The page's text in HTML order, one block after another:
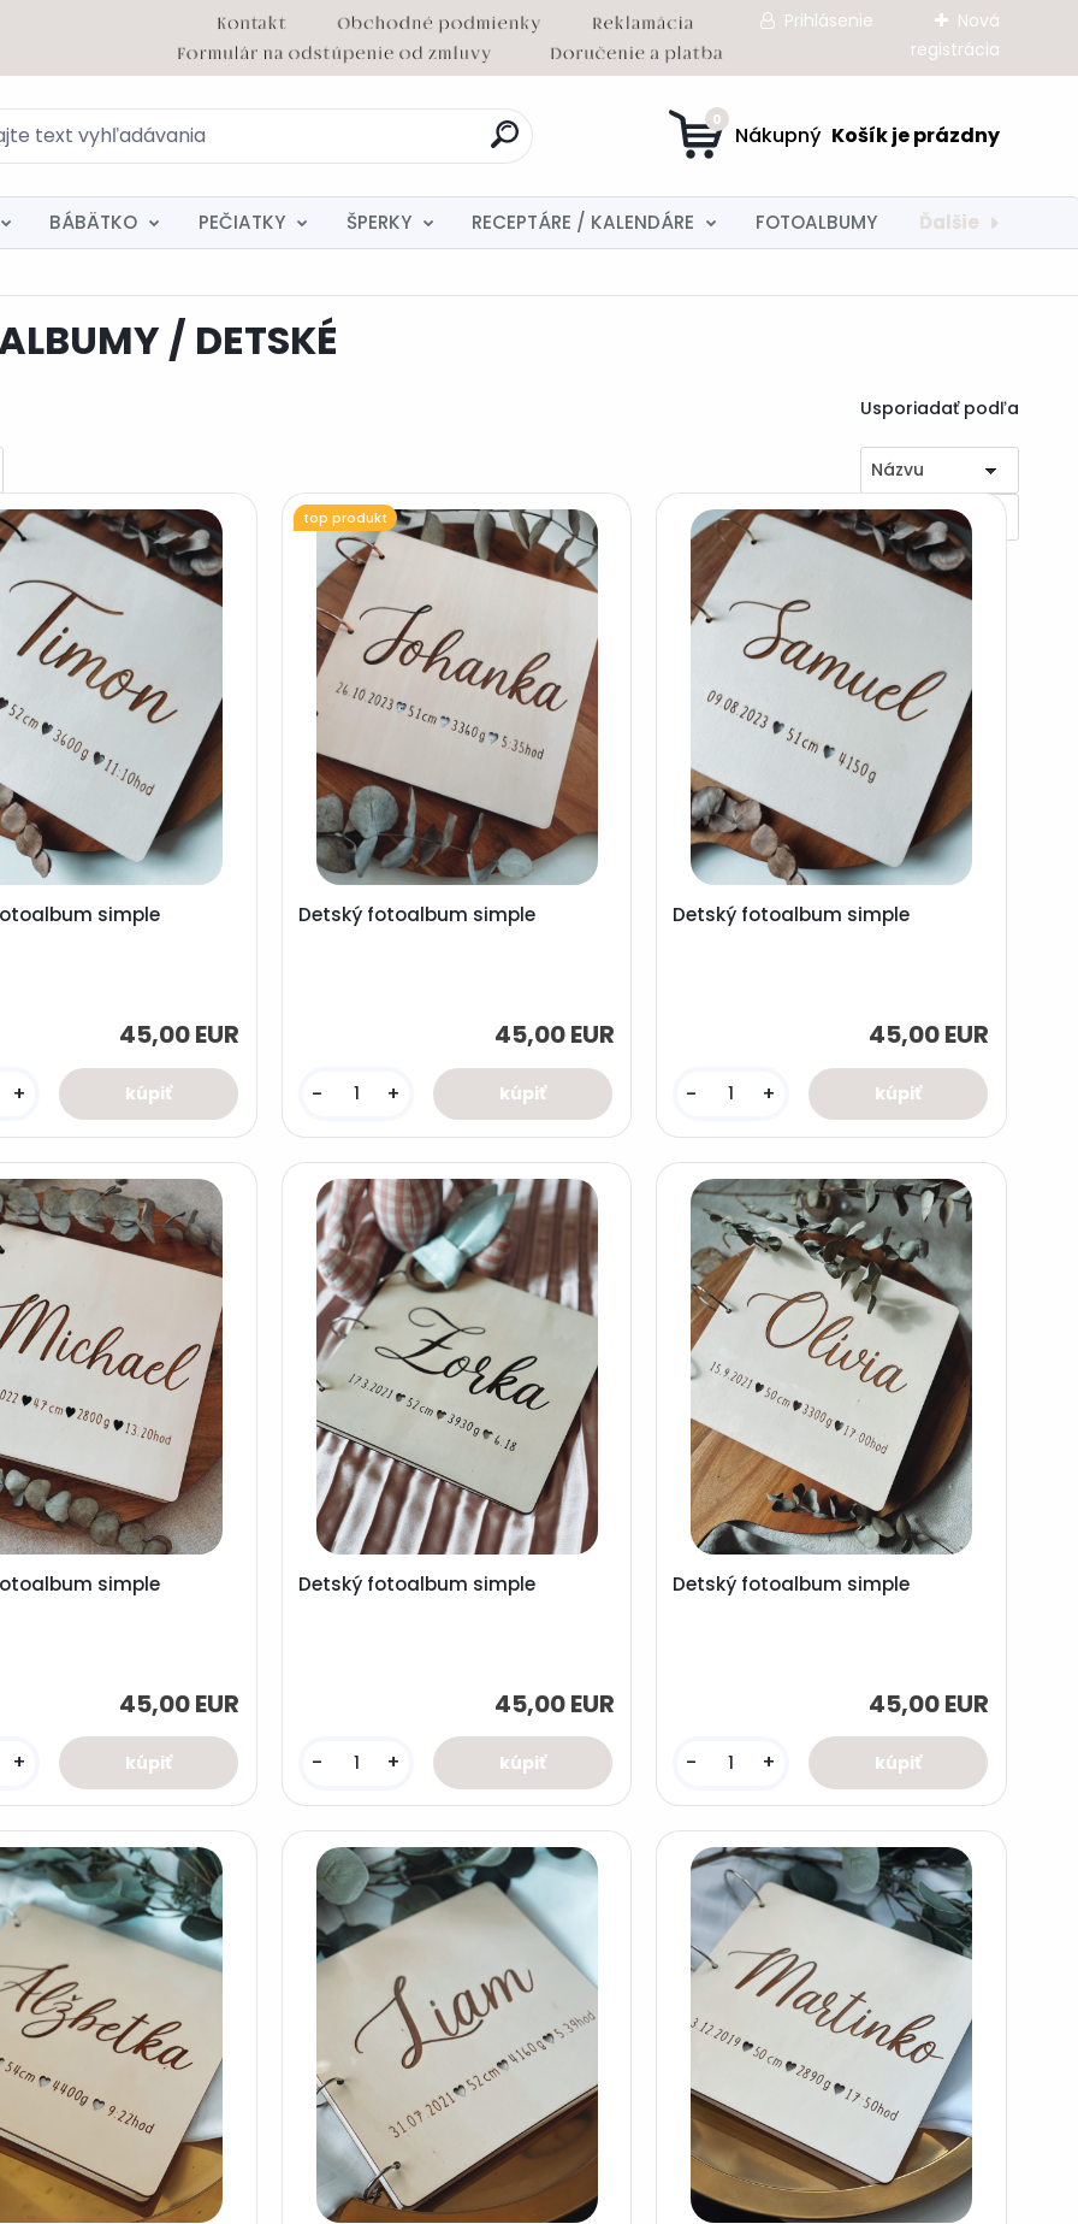
Prihlásenie
Nová
registrácia
0
BÁBÄTKO PEČIATKY ŠPERKY RECEPTÁRE / KALENDÁRE FOTOALBUMY Ďalšie
/ DETSKÉ
Usporiadať podľa
Názvu
Zostupne
simple
45,00 EUR
+
Detský fotoalbum simple
45,00 EUR
- +
top produkt
Detský fotoalbum simple
45,00 EUR
- +
simple
45,00 EUR
+
Detský fotoalbum simple
45,00 EUR
- +
Detský fotoalbum simple
45,00 EUR
- +